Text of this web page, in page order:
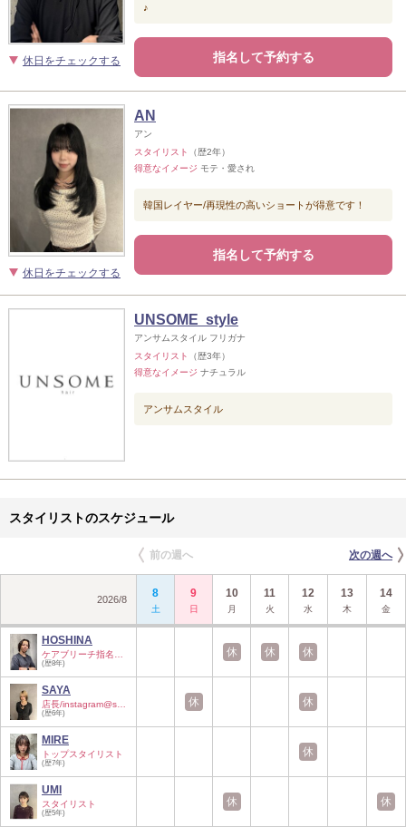
休日をチェックする
♪
指名して予約する
休日をチェックする
AN
アン
スタイリスト
（歴2年）
得意なイメージ モテ・愛され
韓国レイヤー/再現性の高いショートが得意です！
指名して予約する
UNSOME style
アンサムスタイル フリガナ
スタイリスト
（歴3年）
得意なイメージ ナチュラル
アンサムスタイル
スタイリストのスケジュール
前の週へ 次の週へ
2026/8 8
土
9
日
10
月
11
火
12
水
13
木
14
金
HOSHINA
(歴8年)
SAYA
(歴6年)
MIRE
トップスタイリスト
(歴7年)
UMI
スタイリスト
(歴5年)
休 休 休
休 休
休
休 休